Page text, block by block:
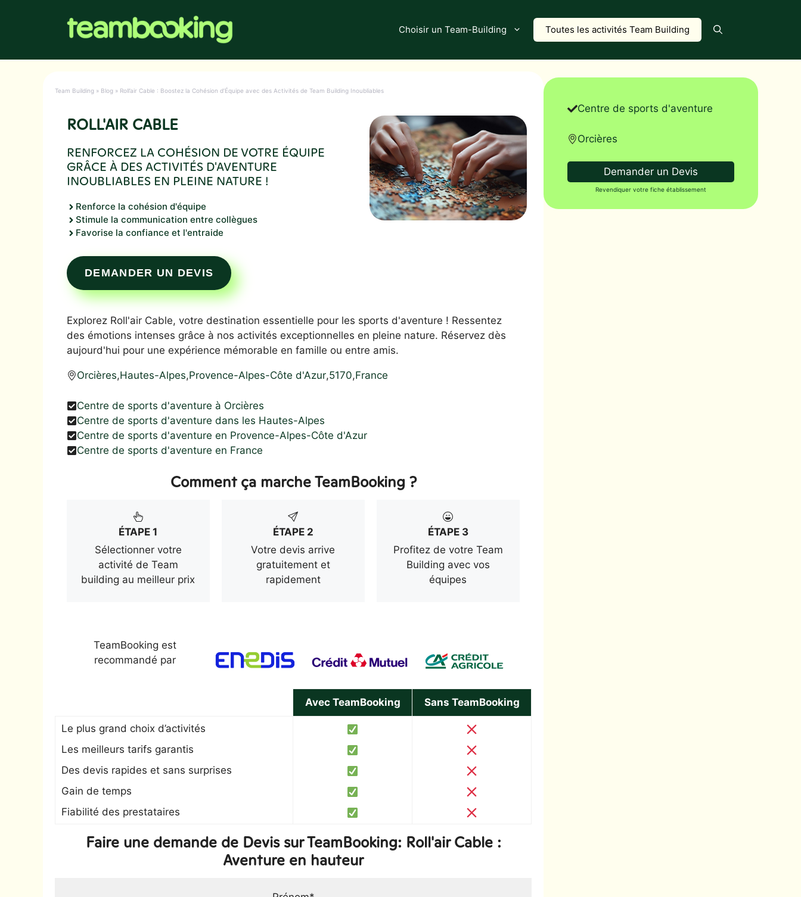
Choisir un Team-Building Toutes les activités Team Building
Team Building » Blog » Roll’air Cable : Boostez la Cohésion d’Équipe avec des Activités de Team Building Inoubliables
ROLL'AIR CABLE
RENFORCEZ LA COHÉSION DE VOTRE ÉQUIPE
GRÂCE À DES ACTIVITÉS D'AVENTURE
INOUBLIABLES EN PLEINE NATURE !
Renforce la cohésion d'équipe
Stimule la communication entre collègues
Favorise la confiance et l'entraide
DEMANDER UN DEVIS
Explorez Roll'air Cable, votre destination essentielle pour les sports d'aventure ! Ressentez
des émotions intenses grâce à nos activités exceptionnelles en pleine nature. Réservez dès
aujourd'hui pour une expérience mémorable en famille ou entre amis.
Orcières,Hautes-Alpes,Provence-Alpes-Côte d'Azur,5170,France
Centre de sports d'aventure à Orcières
Centre de sports d'aventure dans les Hautes-Alpes
Centre de sports d'aventure en Provence-Alpes-Côte d'Azur
Centre de sports d'aventure en France
Comment ça marche TeamBooking ?
ÉTAPE 1
Sélectionner votre
activité de Team
building au meilleur prix
ÉTAPE 2
Votre devis arrive
gratuitement et
rapidement
ÉTAPE 3
Profitez de votre Team
Building avec vos
équipes
TeamBooking est
recommandé par
Avec TeamBooking Sans TeamBooking
Le plus grand choix d’activités
Les meilleurs tarifs garantis
Des devis rapides et sans surprises
Gain de temps
Fiabilité des prestataires
Faire une demande de Devis sur TeamBooking: Roll'air Cable :
Aventure en hauteur
Centre de sports d'aventure
Orcières
Demander un Devis
Revendiquer votre fiche établissement